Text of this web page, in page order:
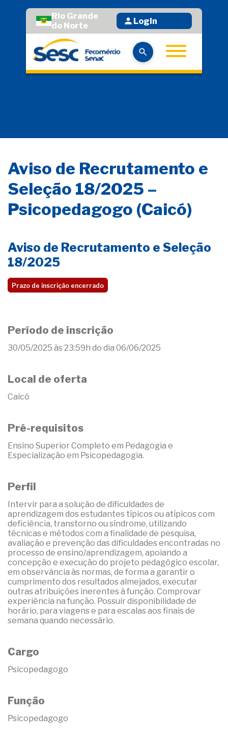
Rio Grande
do Norte
Login
Aviso de Recrutamento e
Seleção 18/2025 –
Psicopedagogo (Caicó)
Aviso de Recrutamento e Seleção
18/2025
Prazo de inscrição encerrado
Período de inscrição
30/05/2025 às 23:59h do dia 06/06/2025
Local de oferta
Caicó
Pré-requisitos
Ensino Superior Completo em Pedagogia e
Especialização em Psicopedagogia.
Perfil
Intervir para a solução de dificuldades de
aprendizagem dos estudantes típicos ou atípicos com
deficiência, transtorno ou síndrome, utilizando
técnicas e métodos com a finalidade de pesquisa,
avaliação e prevenção das dificuldades encontradas no
processo de ensino/aprendizagem, apoiando a
concepção e execução do projeto pedagógico escolar,
em observância às normas, de forma a garantir o
cumprimento dos resultados almejados, executar
outras atribuições inerentes à função. Comprovar
experiência na função. Possuir disponibilidade de
horário, para viagens e para escalas aos finais de
semana quando necessário.
Cargo
Psicopedagogo
Função
Psicopedagogo